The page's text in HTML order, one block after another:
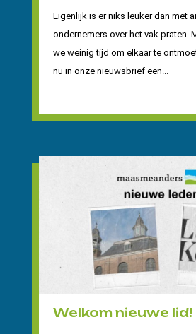
Eigenlijk is er niks leuker dan met
ondernemers over het vak praten.
we weinig tijd om elkaar te
nu in onze nieuwsbrief een...
Welkom nieuwe lid!